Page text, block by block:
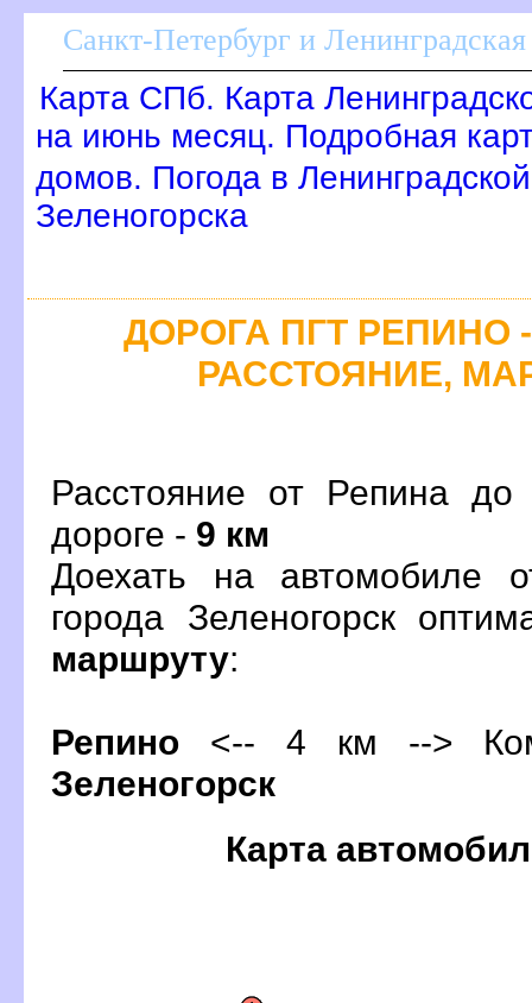
Санкт-Петербург и Ленинградская
Карта СПб. Карта
на июнь месяц. Подробная
домов. Погода в
Зеленогорска
ДОРОГА ПГТ РЕПИНО
РАССТОЯНИЕ,
Расстояние от Репина до
дороге - 9 км
Доехать на автомобиле
орода Зеленогорск
маршруту:
Репино <-- 4 км -->
Зеленогорск
Карта